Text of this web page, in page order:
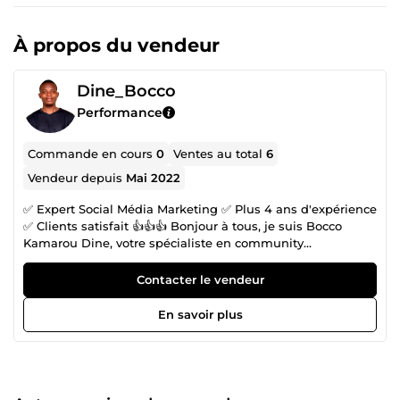
À propos du vendeur
Dine_Bocco
Performance
Commande en cours0 Ventes au total6
Vendeur depuis Mai 2022
✅ Expert Social Média Marketing ✅ Plus 4 ans d'expérience
✅ Clients satisfait 👍👍👍 Bonjour à tous, je suis Bocco
Kamarou Dine, votre spécialiste en community
management et marketing digital avec plus de 3 ans
d'expérience. Je suis diplômé en communication digitale
(réseaux sociaux) et marketing digital. En tant que
community manager, je mets en œuvre des stratégies
innovantes pour construire des communautés engagées.
création de stratégies de communication digitale efficaces,
Contacter le vendeur
En savoir plus